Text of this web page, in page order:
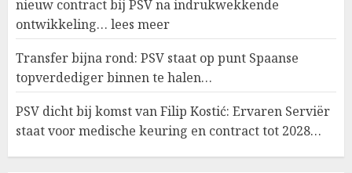
nieuw contract bij PSV na indrukwekkende
ontwikkeling… lees meer
Transfer bijna rond: PSV staat op punt Spaanse
topverdediger binnen te halen…
PSV dicht bij komst van Filip Kostić: Ervaren Serviër
staat voor medische keuring en contract tot 2028…